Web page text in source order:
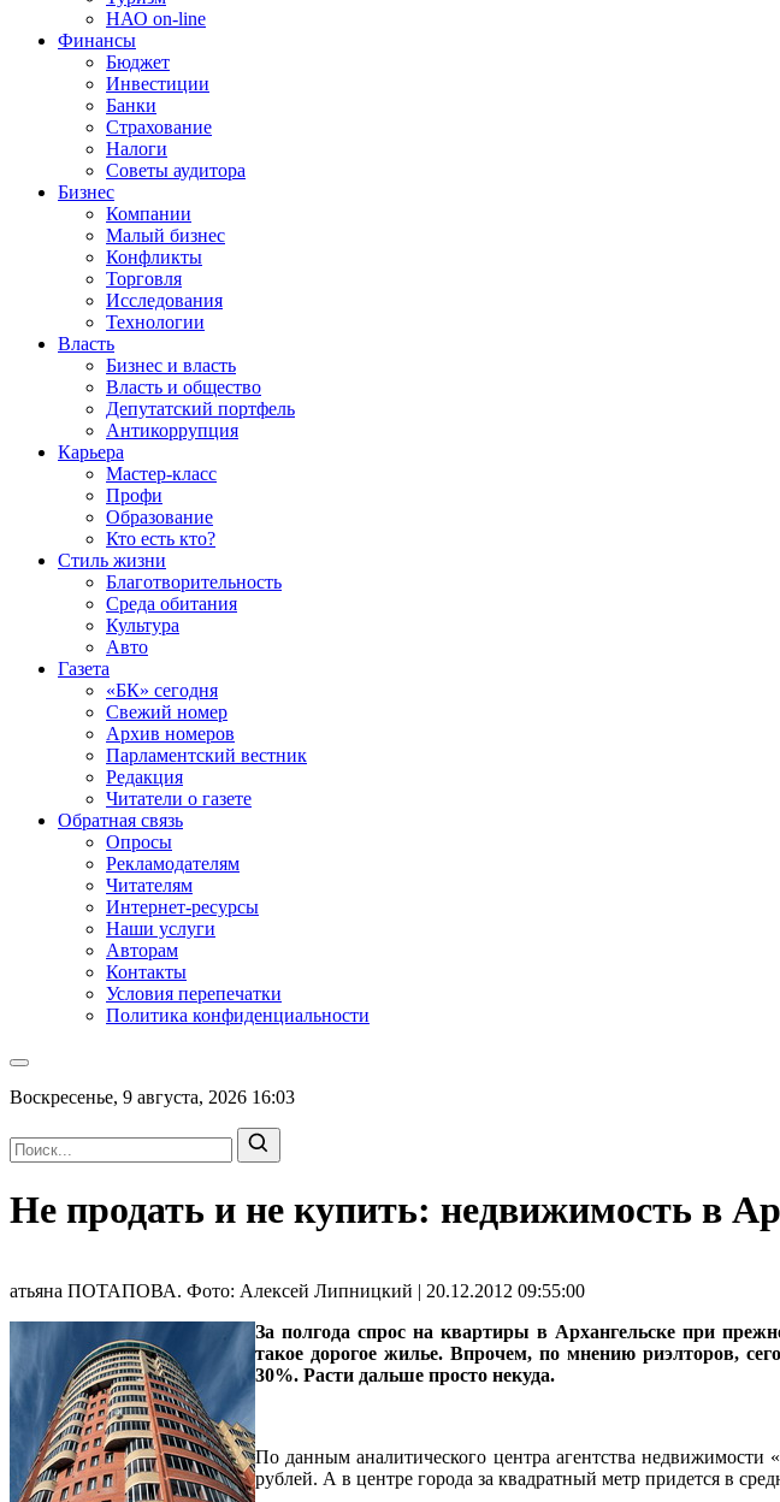
НАО on-line
Финансы
Бюджет
Инвестиции
Банки
Страхование
Налоги
Советы аудитора
Бизнес
Компании
Малый бизнес
Конфликты
Торговля
Исследования
Технологии
Власть
Бизнес и власть
Власть и общество
Депутатский портфель
Антикоррупция
Карьера
Мастер-класс
Профи
Образование
Кто есть кто?
Стиль жизни
Благотворительность
Среда обитания
Культура
Авто
Газета
«БК» сегодня
Свежий номер
Архив номеров
Парламентский вестник
Редакция
Читатели о газете
Обратная связь
Опросы
Рекламодателям
Читателям
Интернет-ресурсы
Наши услуги
Авторам
Контакты
Условия перепечатки
Политика конфиденциальности
Воскресенье, 9 августа, 2026 16:03
Не продать и не купить: недвижимость в
атьяна ПОТАПОВА. Фото: Алексей Липницкий | 20.12.2012 09:55:00
За полгода спрос на квартиры в Архангельске при
такое дорогое жилье. Впрочем, по мнению риэлторов,
30%. Расти дальше просто некуда.
По данным аналитического центра агентства недвижимости
рублей. А в центре города за квадратный метр придется в